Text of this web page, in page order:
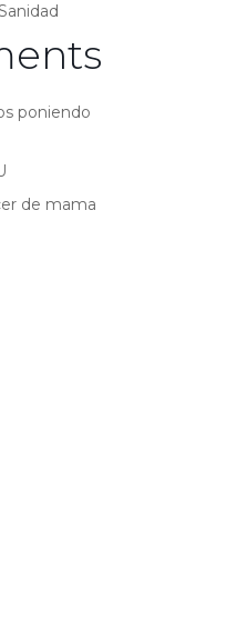
poniendo
de mama